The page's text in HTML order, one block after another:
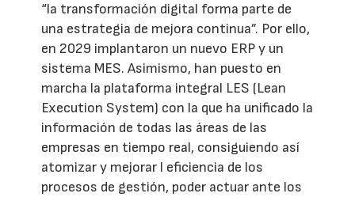
“la transformación digital forma parte de
una estrategia de mejora continua”. Por ello,
en 2029 implantaron un nuevo ERP y un
sistema MES. Asimismo, han puesto en
marcha la plataforma integral LES (Lean
Execution System) con la que ha unificado la
información de todas las áreas de las
empresas en tiempo real, consiguiendo así
atomizar y mejorar l eficiencia de los
procesos de gestión, poder actuar ante los